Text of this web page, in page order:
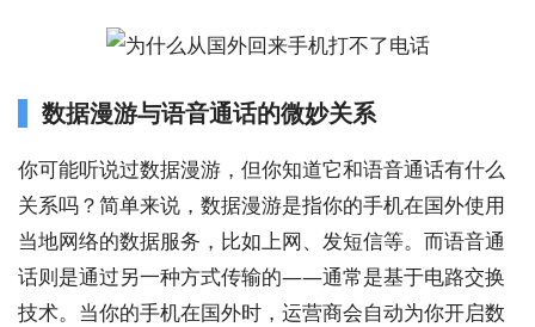
数据漫游与语音通话的微妙关系
你可能听说过数据漫游，但你知道它和语音通话有什么
关系吗？简单来说，数据漫游是指你的手机在国外使用
当地网络的数据服务，比如上网、发短信等。而语音通
话则是通过另一种方式传输的——通常是基于电路交换
技术。当你的手机在国外时，运营商会自动为你开启数